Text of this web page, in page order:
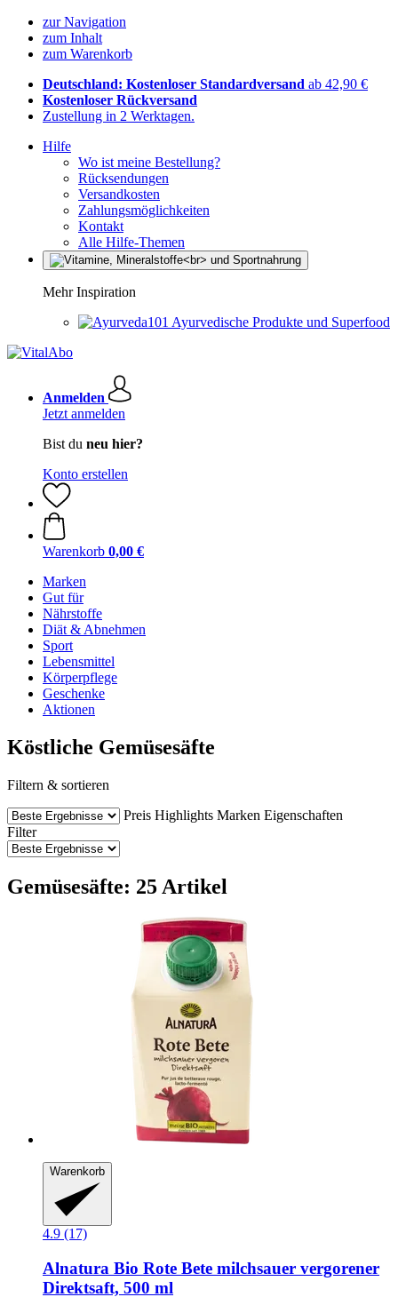
zur Navigation
zum Inhalt
zum Warenkorb
Deutschland: Kostenloser Standardversand ab 42,90 €
Kostenloser Rückversand
Zustellung in 2 Werktagen.
Hilfe
Wo ist meine Bestellung?
Rücksendungen
Versandkosten
Zahlungsmöglichkeiten
Kontakt
Alle Hilfe-Themen
Mehr Inspiration
Ayurvedische Produkte und Superfood
Anmelden
Jetzt anmelden
Bist du neu hier?
Konto erstellen
Warenkorb 0,00 €
Marken
Gut für
Nährstoffe
Diät & Abnehmen
Sport
Lebensmittel
Körperpflege
Geschenke
Aktionen
Köstliche Gemüsesäfte
Filtern & sortieren
Preis Highlights Marken Eigenschaften
Filter
Gemüsesäfte: 25 Artikel
Warenkorb
4.9 (17)
Alnatura Bio Rote Bete milchsauer vergorener
Direktsaft, 500 ml